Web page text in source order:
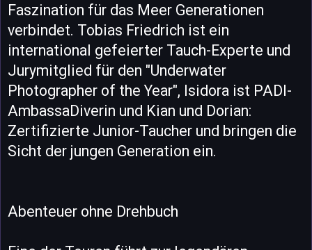
Faszination für das Meer Generationen
verbindet. Tobias Friedrich ist ein
international gefeierter Tauch-Experte und
Jurymitglied für den "Underwater
Photographer of the Year", Isidora ist PADI-
AmbassaDiverin und Kian und Dorian:
Zertifizierte Junior-Taucher und bringen die
Sicht der jungen Generation ein.
Abenteuer ohne Drehbuch